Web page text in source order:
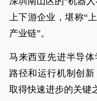
上下游企业，堪称“
产业链”。
马来西亚先进半导
路径和运行机制创
取得快速进步的关键